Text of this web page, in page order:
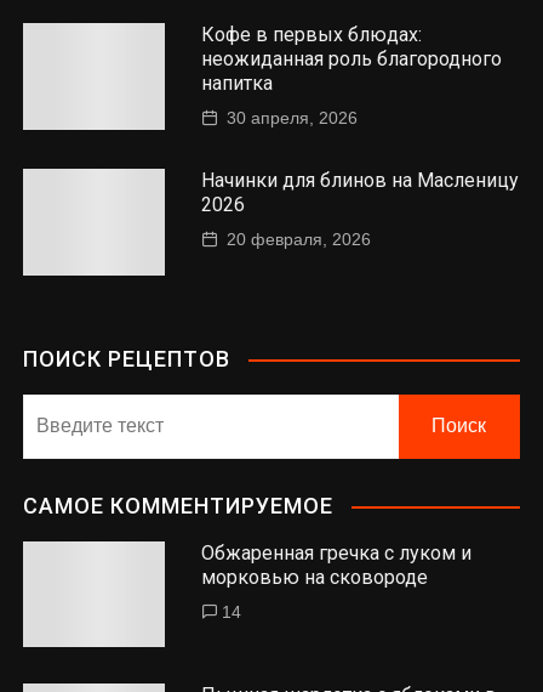
Кофе в первых блюдах:
неожиданная роль благородного
напитка
30 апреля, 2026
Начинки для блинов на Масленицу
2026
20 февраля, 2026
ПОИСК РЕЦЕПТОВ
САМОЕ КОММЕНТИРУЕМОЕ
Обжаренная гречка с луком и
морковью на сковороде
14